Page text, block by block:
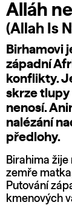
Alláh
(Allah Is
Birhamovi
západní
konflikty.
skrze tlupy
nenosí.
nalézání
předlohy.
Birahima
zemře
Putování
kmenových